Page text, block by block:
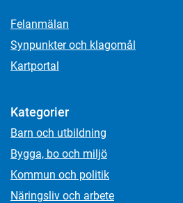
Felanmälan
Synpunkter och klagomål
Kartportal
Kategorier
Barn och utbildning
Bygga, bo och miljö
Kommun och politik
Näringsliv och arbete